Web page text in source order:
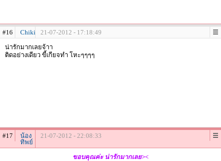
#16 Chiki
21-07-2012 - 17:18:49
น่ารักมากเลยจ้าา
ติดอย่างเดียว ขี้เกียจทำ โหะๆๆๆๆ
#17
น้อง
ทิพย์
21-07-2012 - 22:08:33
ขอบคุณค่ะ น่ารักมากเลย><